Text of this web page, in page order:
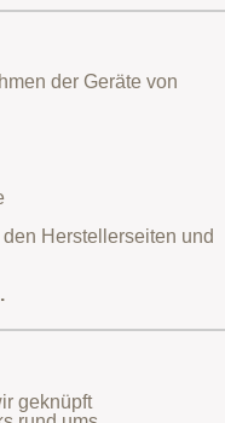
der Geräte von
Herstellerseiten und
geknüpft